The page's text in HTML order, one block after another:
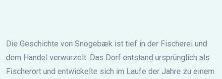
Die Geschichte von Snogebæk ist tief in der Fischerei und
dem Handel verwurzelt. Das Dorf entstand ursprünglich als
Fischerort und entwickelte sich im Laufe der Jahre zu einem